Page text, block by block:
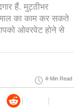
हैं. मुट्ठीभर
का काम कर सकते
ओवरवेट होने से
4-Min Read